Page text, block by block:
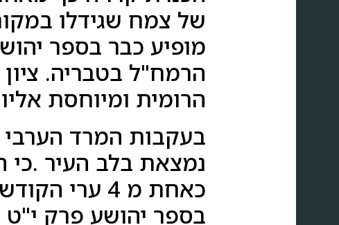
של צמח שגידלו
מופיע כבר בספר
הרמח"ל בטבריה.
הרומית ומיוחסת
בעקבות המרד